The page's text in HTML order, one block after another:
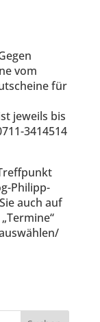
vom
für
jeweils bis
3414514
Philipp-
auch auf